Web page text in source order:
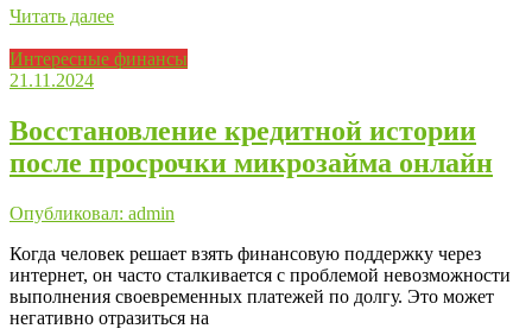
Читать далее
Интересные финансы
21.11.2024
Восстановление кредитной истории
после просрочки микрозайма онлайн
Опубликовал: admin
Когда человек решает взять финансовую поддержку через
интернет, он часто сталкивается с проблемой невозможности
выполнения своевременных платежей по долгу. Это может
негативно отразиться на